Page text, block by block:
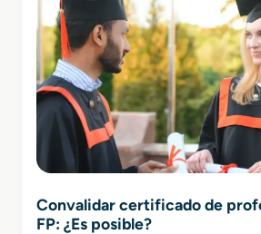
Convalidar certificado de
FP: ¿Es posible?